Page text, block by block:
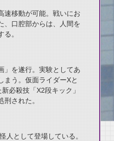
速移動が可能。戦いにお
、口腔部からは、人間を
。
」を遂行。実験としてあ
まう。仮面ライダーXと
必殺技「X2段キック」
された。
人として登場している。
thumbnail Next